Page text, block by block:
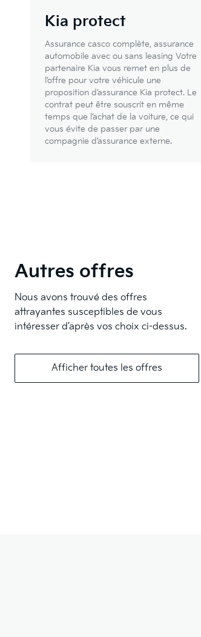
Kia protect
Assurance casco complète, assurance
automobile avec ou sans leasing Votre
partenaire Kia vous remet en plus de
l’offre pour votre véhicule une
proposition d’assurance Kia protect. Le
contrat peut être souscrit en même
temps que l’achat de la voiture, ce qui
vous évite de passer par une
compagnie d’assurance externe.
Autres offres
Nous avons trouvé des offres
attrayantes susceptibles de vous
intéresser d’après vos choix ci-dessus.
Afficher toutes les offres